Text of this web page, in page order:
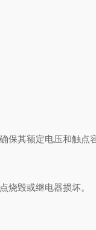
其额定电压和触点容
毁或继电器损坏。